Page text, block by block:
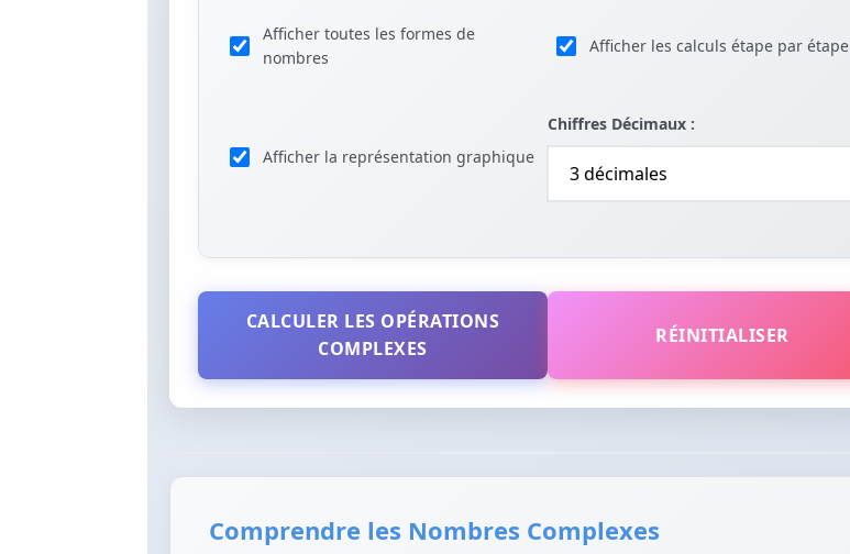
Afficher toutes les formes de
nombres
Afficher les calculs étape par étape
Afficher la représentation graphique
Chiffres Décimaux :
CALCULER LES OPÉRATIONS
COMPLEXES
RÉINITIALISER
Comprendre les Nombres Complexes